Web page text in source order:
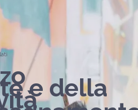
e della